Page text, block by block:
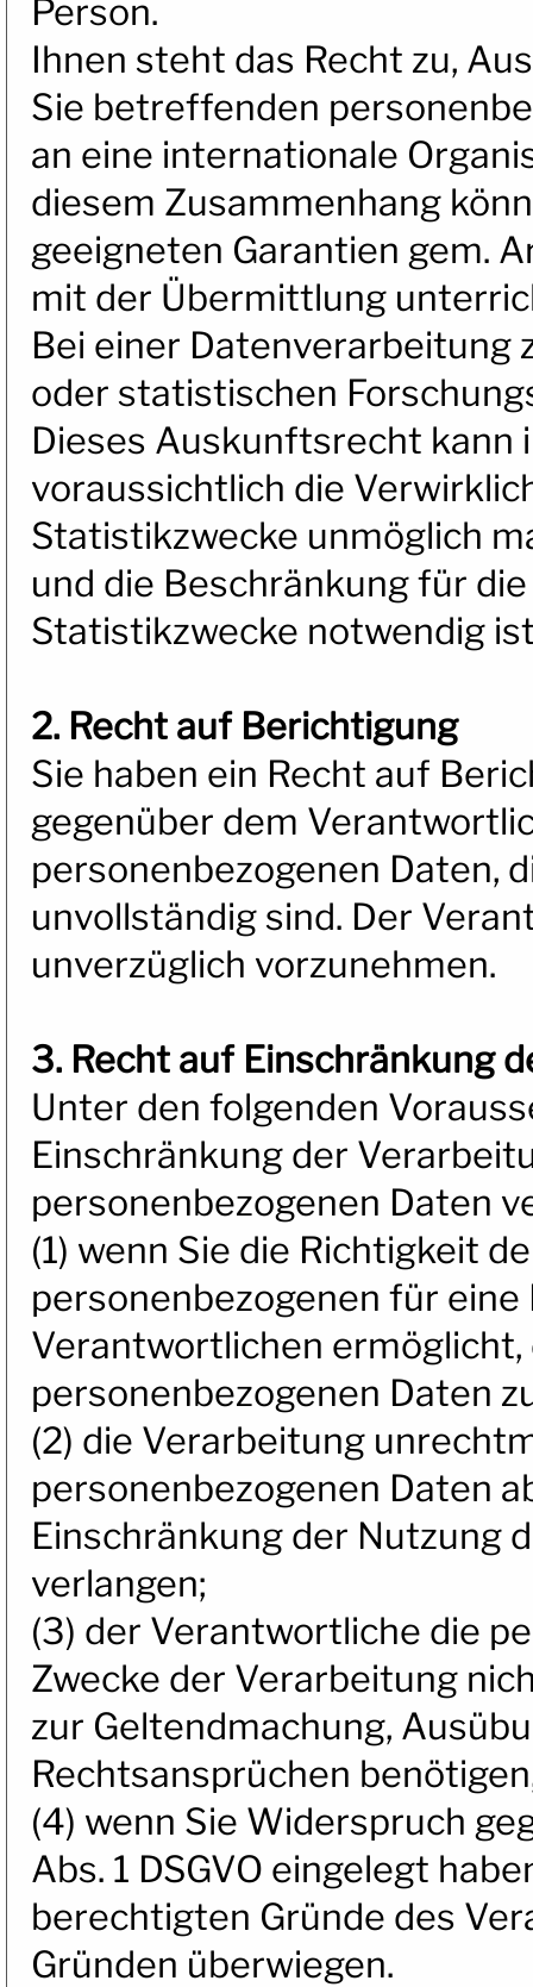
Person.
Ihnen steht das Recht zu,
Sie betreffenden
an eine internationale
diesem Zusammenhang
geeigneten Garantien gem.
mit der Übermittlung
Bei einer Datenverarbeitung
oder statistischen
Dieses Auskunftsrecht kann
voraussichtlich die
Statistikzwecke unmöglich
und die Beschränkung für
Statistikzwecke notwendig
2. Recht auf Berichtigung
Sie haben ein Recht auf
gegenüber dem
personenbezogenen Daten,
unvollständig sind. Der
unverzüglich vorzunehmen.
3. Recht auf Einschränkung
Unter den folgenden
Einschränkung der
personenbezogenen Daten
(1) wenn Sie die Richtigkeit
personenbezogenen für
Verantwortlichen
personenbezogenen Daten
(2) die Verarbeitung
personenbezogenen Daten
Einschränkung der Nutzung
verlangen;
(3) der Verantwortliche die
Zwecke der Verarbeitung
zur Geltendmachung,
Rechtsansprüchen
(4) wenn Sie Widerspruch
Abs. 1 DSGVO eingelegt
berechtigten Gründe des
Gründen überwiegen.